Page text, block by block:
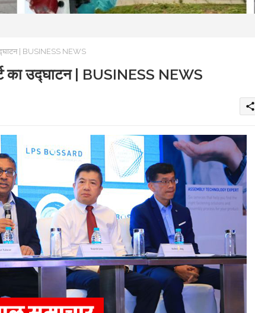
| BUSINESS NEWS
का उद्घाटन | BUSINESS NEWS
share